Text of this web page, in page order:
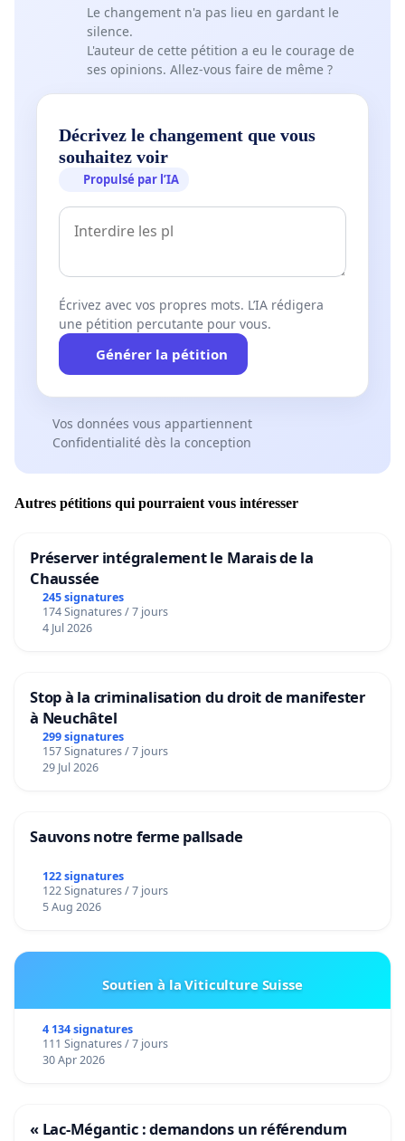
Le changement n'a pas lieu en gardant le
silence.
L'auteur de cette pétition a eu le courage de
ses opinions. Allez-vous faire de même ?
Décrivez le changement que vous
souhaitez voir
Propulsé par l’IA
Écrivez avec vos propres mots. L’IA rédigera
une pétition percutante pour vous.
Générer la pétition
Vos données vous appartiennent
Confidentialité dès la conception
Autres pétitions qui pourraient vous intéresser
Préserver intégralement le Marais de la
Chaussée
245 signatures
174 Signatures / 7 jours
4 Jul 2026
Stop à la criminalisation du droit de manifester
à Neuchâtel
299 signatures
157 Signatures / 7 jours
29 Jul 2026
Sauvons notre ferme pallsade
122 signatures
122 Signatures / 7 jours
5 Aug 2026
Soutien à la Viticulture Suisse
4 134 signatures
111 Signatures / 7 jours
30 Apr 2026
« Lac-Mégantic : demandons un référendum